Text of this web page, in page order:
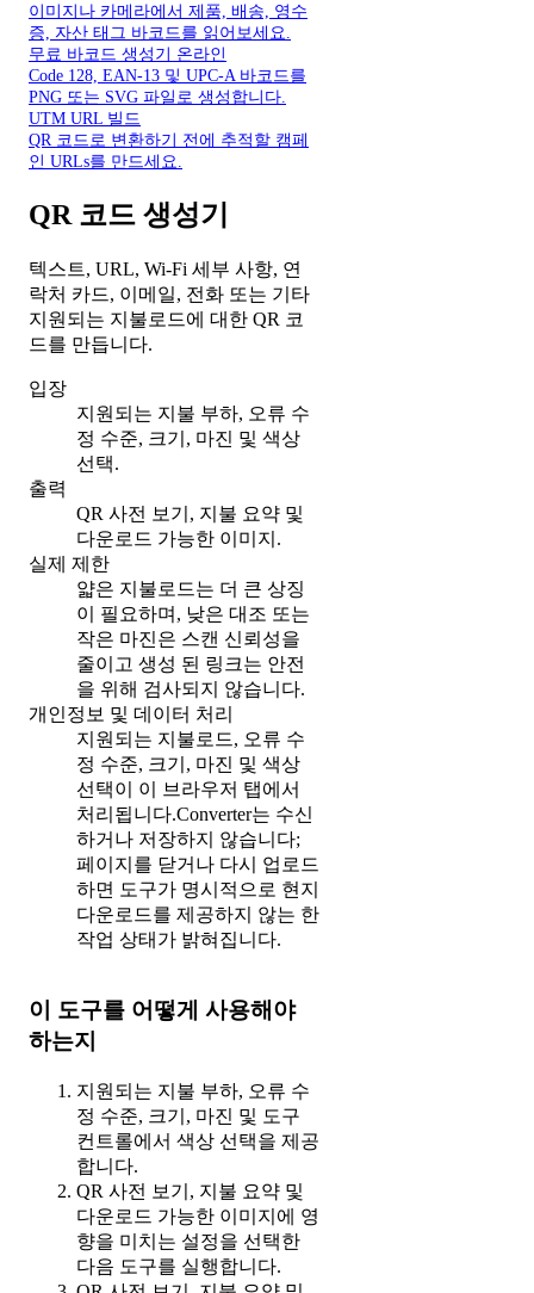
이미지나 카메라에서 제품, 배송, 영수
증, 자산 태그 바코드를 읽어보세요.
무료 바코드 생성기 온라인
Code 128, EAN-13 및 UPC-A 바코드를
PNG 또는 SVG 파일로 생성합니다.
UTM URL 빌드
QR 코드로 변환하기 전에 추적할 캠페
인 URLs를 만드세요.
QR 코드 생성기
텍스트, URL, Wi-Fi 세부 사항, 연
락처 카드, 이메일, 전화 또는 기타
지원되는 지불로드에 대한 QR 코
드를 만듭니다.
입장
지원되는 지불 부하, 오류 수
정 수준, 크기, 마진 및 색상
선택.
출력
QR 사전 보기, 지불 요약 및
다운로드 가능한 이미지.
실제 제한
얇은 지불로드는 더 큰 상징
이 필요하며, 낮은 대조 또는
작은 마진은 스캔 신뢰성을
줄이고 생성 된 링크는 안전
을 위해 검사되지 않습니다.
개인정보 및 데이터 처리
지원되는 지불로드, 오류 수
정 수준, 크기, 마진 및 색상
선택이 이 브라우저 탭에서
처리됩니다.Converter는 수신
하거나 저장하지 않습니다;
페이지를 닫거나 다시 업로드
하면 도구가 명시적으로 현지
다운로드를 제공하지 않는 한
작업 상태가 밝혀집니다.
이 도구를 어떻게 사용해야
하는지
지원되는 지불 부하, 오류 수
정 수준, 크기, 마진 및 도구
컨트롤에서 색상 선택을 제공
합니다.
QR 사전 보기, 지불 요약 및
다운로드 가능한 이미지에 영
향을 미치는 설정을 선택한
다음 도구를 실행합니다.